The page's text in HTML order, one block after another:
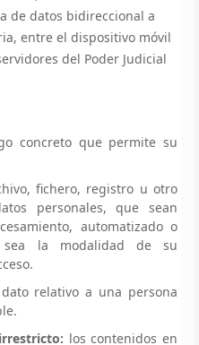
de datos bidireccional a
entre el dispositivo móvil
del Poder Judicial
concreto que permite su
fichero, registro u otro
personales, que sean
automatizado o
sea la modalidad de su
relativo a una persona
los contenidos en